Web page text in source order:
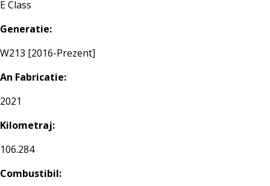
E Class
Generatie:
W213 [2016-Prezent]
An Fabricatie:
2021
Kilometraj:
106.284
Combustibil: